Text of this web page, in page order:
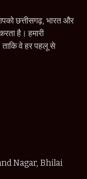
छत्तीसगढ़, भारत और
है। हमारी
ताकि वे हर पहलू से
Nagar, Bhilai